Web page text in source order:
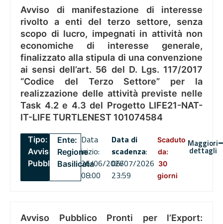
Avviso di manifestazione di interesse
rivolto a enti del terzo settore, senza
scopo di lucro, impegnati in attività non
economiche di interesse generale,
finalizzato alla stipula di una convenzione
ai sensi dell’art. 56 del D. Lgs. 117/2017
“Codice del Terzo Settore” per la
realizzazione delle attività previste nelle
Task 4.2 e 4.3 del Progetto LIFE21-NAT-
IT-LIFE TURTLENEST 101074584
Tipo:
Avviso
Pubblico
Ente:
Regione
Basilicata
Data
inizio:
26/06/2026
08:00
Data di
scadenza:
06/07/2026
23:59
Scaduto
da:
30
giorni
Maggiori
dettagli
Avviso Pubblico Pronti per l’Export: